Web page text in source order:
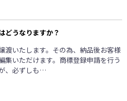
どうなりますか？
渡いたします。その為、納品後お客様
集いただけます。商標登録申請を行う
、必ずしも…